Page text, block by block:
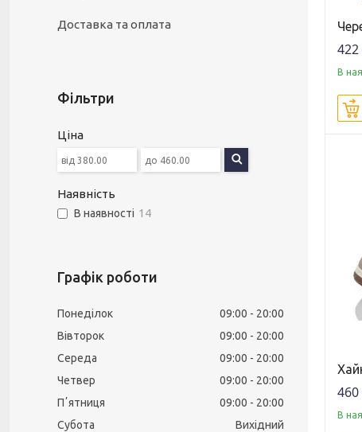
422
В
460
В
Доставка та оплата
Фільтри
Ціна
Наявність
В наявності 14
Графік роботи
Понеділок 09:00
20:00
Вівторок
09:00
20:00
Середа
09:00
20:00
Четвер
09:00
20:00
Пʼятниця
09:00
20:00
Субота
Вихідний